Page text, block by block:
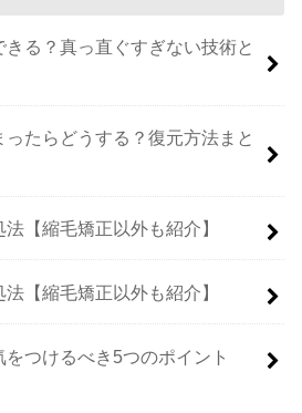
る？真っ直ぐすぎない技術と
たらどうする？復元方法まと
【縮毛矯正以外も紹介】
【縮毛矯正以外も紹介】
つけるべき5つのポイント